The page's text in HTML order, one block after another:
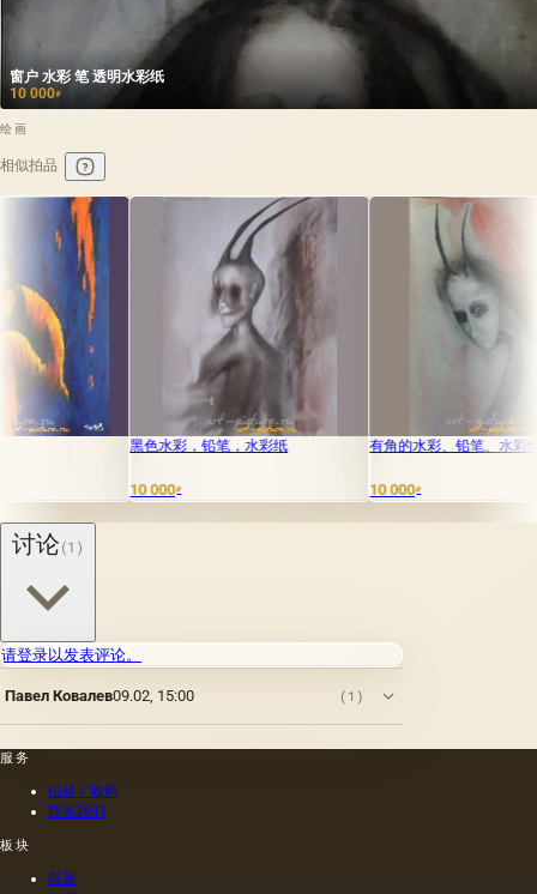
窗户 水彩 笔 透明水彩纸
10 000₽
绘画
相似拍品
色水彩，铅笔，水彩纸 有角的水彩、铅笔、水彩纸 醉酒的
讨论(1)
请登录以发表评论。
Павел Ковалев09.02, 15:00 (1)
服务
估价 / 收购
联系我们
板块
银器